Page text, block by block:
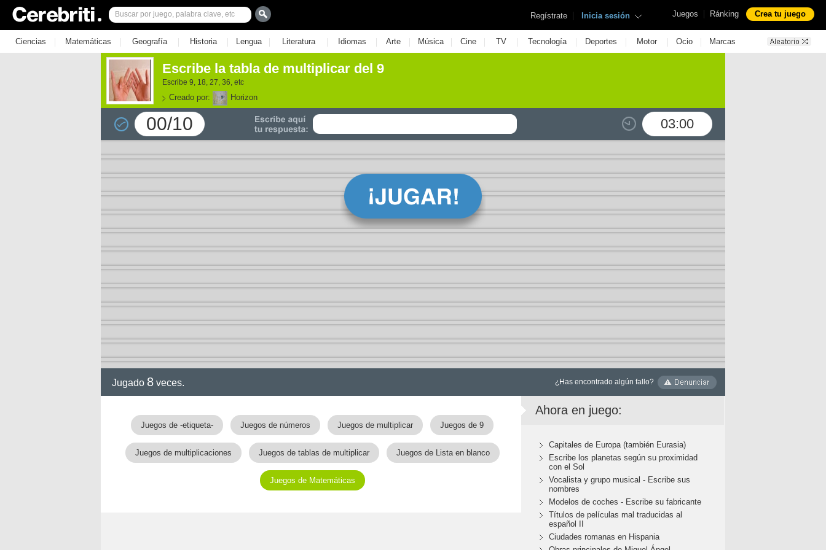
Juegos | Ránking Crea tu juego
Regístrate | Inicia sesión
Ciencias | Matemáticas | Geografía | Historia | Lengua | Literatura | Idiomas | Arte | Música | Cine | TV | Tecnología | Deportes | Motor | Ocio | Marcas
Escribe la tabla de multiplicar del 9
Escribe 9, 18, 27, 36, etc
Creado por: Horizon
00/10 03:00
Jugado 8 veces. ¿Has encontrado algún fallo?
Juegos de -etiqueta- Juegos de números Juegos de multiplicar Juegos de 9
Juegos de multiplicaciones Juegos de tablas de multiplicar Juegos de Lista en blanco
Juegos de Matemáticas
Ahora en juego:
Capitales de Europa (también Eurasia)
Escribe los planetas según su proximidad
con el Sol
Vocalista y grupo musical - Escribe sus
nombres
Modelos de coches - Escribe su fabricante
Títulos de películas mal traducidas al
español II
Ciudades romanas en Hispania